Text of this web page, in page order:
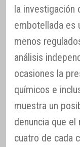
la investigación
embotellada es
menos
análisis
ocasiones la
químicos e
muestra un
denuncia que
cuatro de cada